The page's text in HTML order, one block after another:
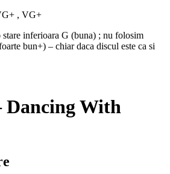
, VG+
inferioara G (buna) ; nu folosim
bun+) – chiar daca discul este ca si
Dancing With